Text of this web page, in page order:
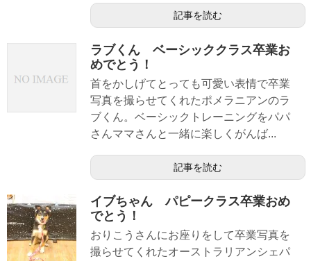
記事を読む
ラブくん ベーシッククラス卒業お
めでとう！
首をかしげてとっても可愛い表情で卒業
写真を撮らせてくれたポメラニアンのラ
ブくん。ベーシックトレーニングをパパ
さんママさんと一緒に楽しくがんば...
記事を読む
イブちゃん パピークラス卒業おめ
でとう！
おりこうさんにお座りをして卒業写真を
撮らせてくれたオーストラリアンシェパ